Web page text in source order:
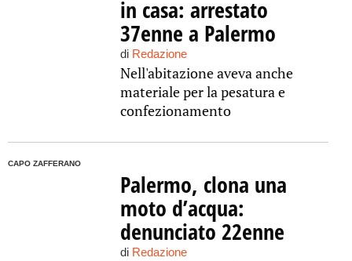
in casa: arrestato
37enne a Palermo
di Redazione
Nell'abitazione aveva anche
materiale per la pesatura e
confezionamento
CAPO ZAFFERANO
Palermo, clona una
moto d’acqua:
denunciato 22enne
di Redazione